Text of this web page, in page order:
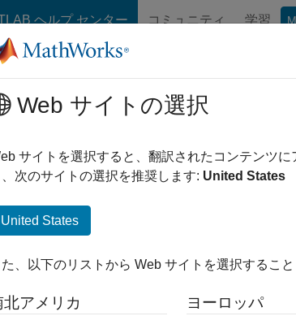
ヘルプ センター コミュニティ 学習
ョンのホーム
び自律システム axang2quat
軸角度の回転の四元数
説明
= axang2quat(
Web サイトの選択
サイトを選択すると、翻訳されたコンテンツ
、次のサイトの選択を推奨します: United States
United States
た、以下のリストから Web サイトを選択すること
北アメリカ ヨーロッパ